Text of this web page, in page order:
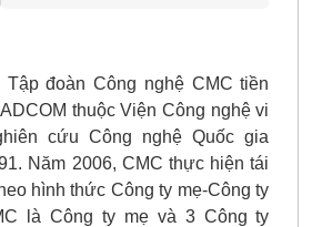
đoàn Công nghệ CMC tiền
thuộc Viện Công nghệ vi
cứu Công nghệ Quốc gia
Năm 2006, CMC thực hiện tái
hình thức Công ty mẹ-Công ty
là Công ty mẹ và 3 Công ty